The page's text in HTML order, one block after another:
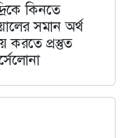
কিনতে
সমান অর্থ
করতে প্রস্তুত